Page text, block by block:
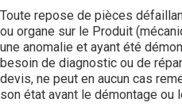
Toute repose de pièces
ou organe sur le Produit
une anomalie et ayant été
besoin de diagnostic ou de
devis, ne peut en aucun cas
son état avant le démontage ou